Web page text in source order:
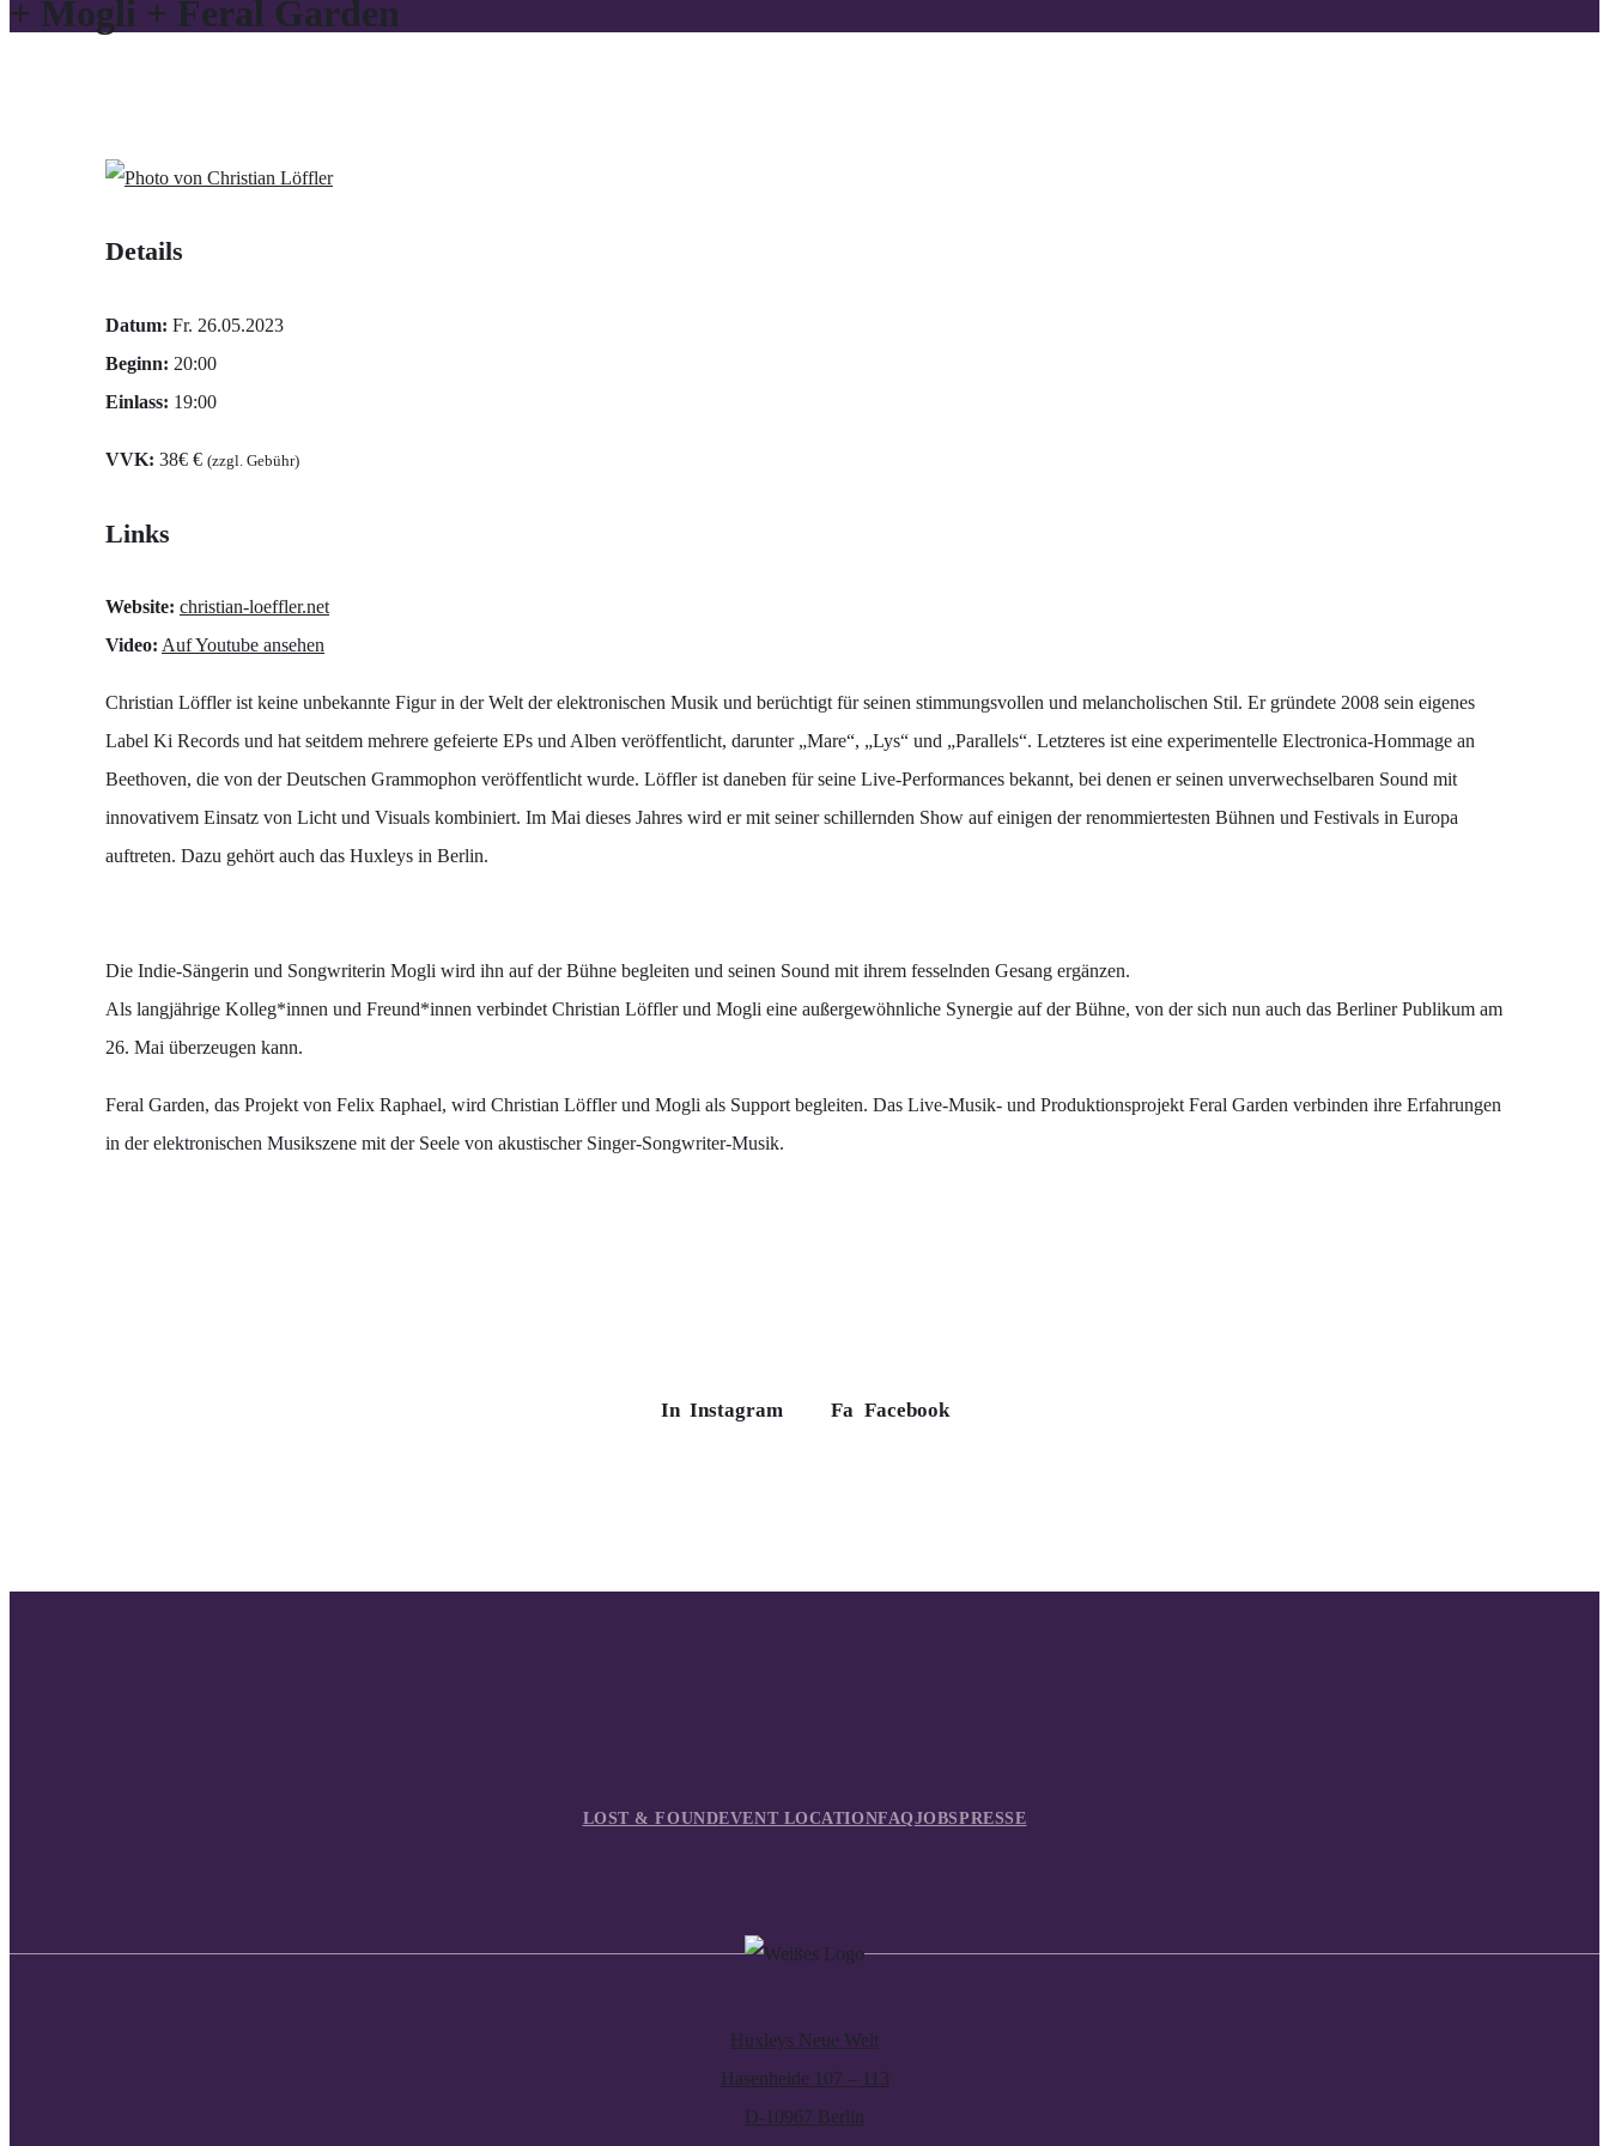
+ Mogli + Feral Garden
Details
Datum: Fr. 26.05.2023
Beginn: 20:00
Einlass: 19:00
VVK: 38€ € (zzgl. Gebühr)
Links
Website: christian-loeffler.net
Video: Auf Youtube ansehen
Christian Löffler ist keine unbekannte Figur in der Welt der elektronischen Musik und berüchtigt für seinen stimmungsvollen und melancholischen Stil. Er gründete 2008 sein eigenes
Label Ki Records und hat seitdem mehrere gefeierte EPs und Alben veröffentlicht, darunter „Mare“, „Lys“ und „Parallels“. Letzteres ist eine experimentelle Electronica-Hommage an
Beethoven, die von der Deutschen Grammophon veröffentlicht wurde. Löffler ist daneben für seine Live-Performances bekannt, bei denen er seinen unverwechselbaren Sound mit
innovativem Einsatz von Licht und Visuals kombiniert. Im Mai dieses Jahres wird er mit seiner schillernden Show auf einigen der renommiertesten Bühnen und Festivals in Europa
auftreten. Dazu gehört auch das Huxleys in Berlin.
Die Indie-Sängerin und Songwriterin Mogli wird ihn auf der Bühne begleiten und seinen Sound mit ihrem fesselnden Gesang ergänzen.
Als langjährige Kolleg*innen und Freund*innen verbindet Christian Löffler und Mogli eine außergewöhnliche Synergie auf der Bühne, von der sich nun auch das Berliner Publikum am
26. Mai überzeugen kann.
Feral Garden, das Projekt von Felix Raphael, wird Christian Löffler und Mogli als Support begleiten. Das Live-Musik- und Produktionsprojekt Feral Garden verbinden ihre Erfahrungen
in der elektronischen Musikszene mit der Seele von akustischer Singer-Songwriter-Musik.
In Instagram Fa Facebook
LOST & FOUNDEVENT LOCATIONFAQJOBSPRESSE
Huxleys Neue Welt
Hasenheide 107 – 113
D-10967 Berlin